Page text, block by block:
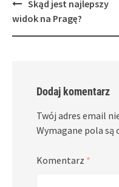
navigation
Skąd jest najlepszy
widok na Pragę?
Dodaj komentarz
Twój adres email
Wymagane pola są
Komentarz *